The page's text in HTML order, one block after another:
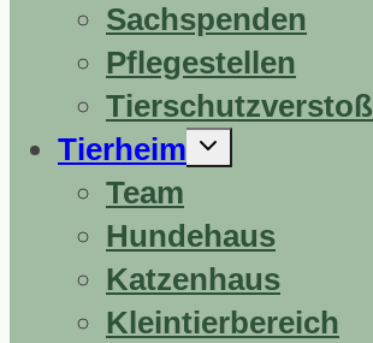
Sachspenden
Pflegestellen
Tierschutzverstoß
Tierheim
Untermenü
Team
Hundehaus
Katzenhaus
Kleintierbereich